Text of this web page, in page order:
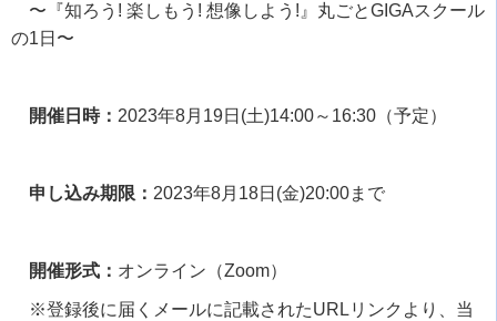
〜『知ろう ! 楽しもう ! 想像しよう ! 』丸ごとGIGAスクール
の1 日〜
開催日時： 2023年8月 19日 (土)14:00～ 16:30 （予定）
申し込み期限： 2023年8月 18日 (金)20:00まで
開催形式： オンライン（Zoom）
※登録後に届くメールに記載されたURL リンクより、当